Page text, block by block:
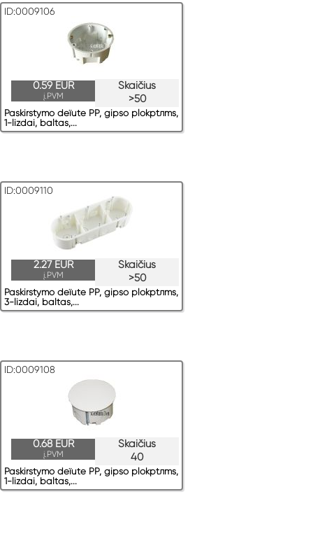
ID:0009106
Skaičius
>50
0.59 EUR
į.PVM
Paskirstymo deїute PP, gipso plokрtлms,
1-lizdai, baltas,...
ID:0009110
Skaičius
>50
2.27 EUR
į.PVM
Paskirstymo deїute PP, gipso plokрtлms,
3-lizdai, baltas,...
ID:0009108
Skaičius
40
0.68 EUR
į.PVM
Paskirstymo deїute PP, gipso plokрtлms,
1-lizdai, baltas,...